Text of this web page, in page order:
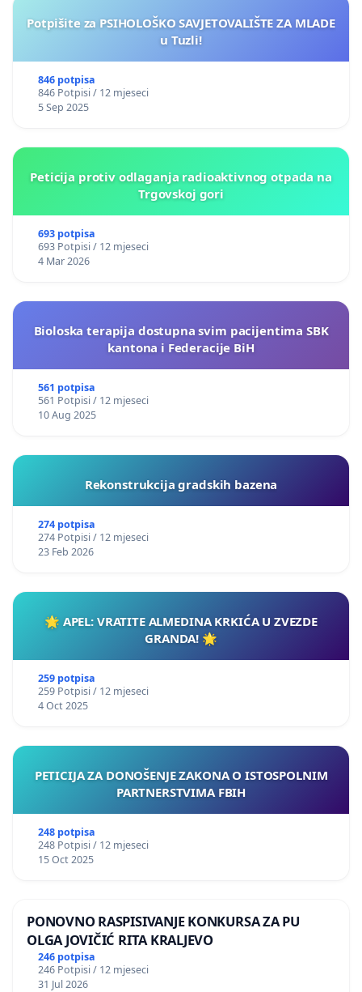
Potpišite za PSIHOLOŠKO SAVJETOVALIŠTE ZA MLADE
u Tuzli!
846 potpisa
846 Potpisi / 12 mjeseci
5 Sep 2025
Peticija protiv odlaganja radioaktivnog otpada na
Trgovskoj gori
693 potpisa
693 Potpisi / 12 mjeseci
4 Mar 2026
Bioloska terapija dostupna svim pacijentima SBK
kantona i Federacije BiH
561 potpisa
561 Potpisi / 12 mjeseci
10 Aug 2025
Rekonstrukcija gradskih bazena
274 potpisa
274 Potpisi / 12 mjeseci
23 Feb 2026
🌟 APEL: VRATITE ALMEDINA KRKIĆA U ZVEZDE
GRANDA! 🌟
259 potpisa
259 Potpisi / 12 mjeseci
4 Oct 2025
PETICIJA ZA DONOŠENJE ZAKONA O ISTOSPOLNIM
PARTNERSTVIMA FBIH
248 potpisa
248 Potpisi / 12 mjeseci
15 Oct 2025
PONOVNO RASPISIVANJE KONKURSA ZA PU
OLGA JOVIČIĆ RITA KRALJEVO
246 potpisa
246 Potpisi / 12 mjeseci
31 Jul 2026